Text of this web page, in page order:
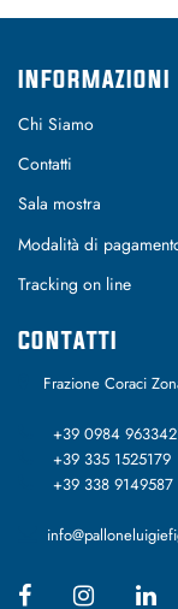
INFORMAZIONI
Chi Siamo
Contatti
Sala mostra
Modalità di
Tracking on line
CONTATTI
Frazione Coraci
+39 0984 963342
+39 335 1525179
+39 338 9149587